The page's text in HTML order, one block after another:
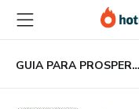
para
conteúdo
principal
para
pagamento
para
rodapé
GUIA PARA PROSPERIDADE E 108 AFIRMAÇÕES POSITIVAS